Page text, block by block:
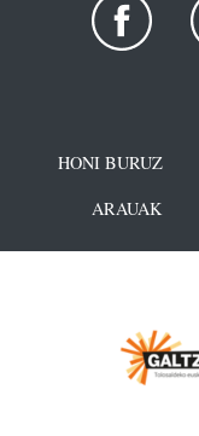
HONI BURUZ
ARAUAK